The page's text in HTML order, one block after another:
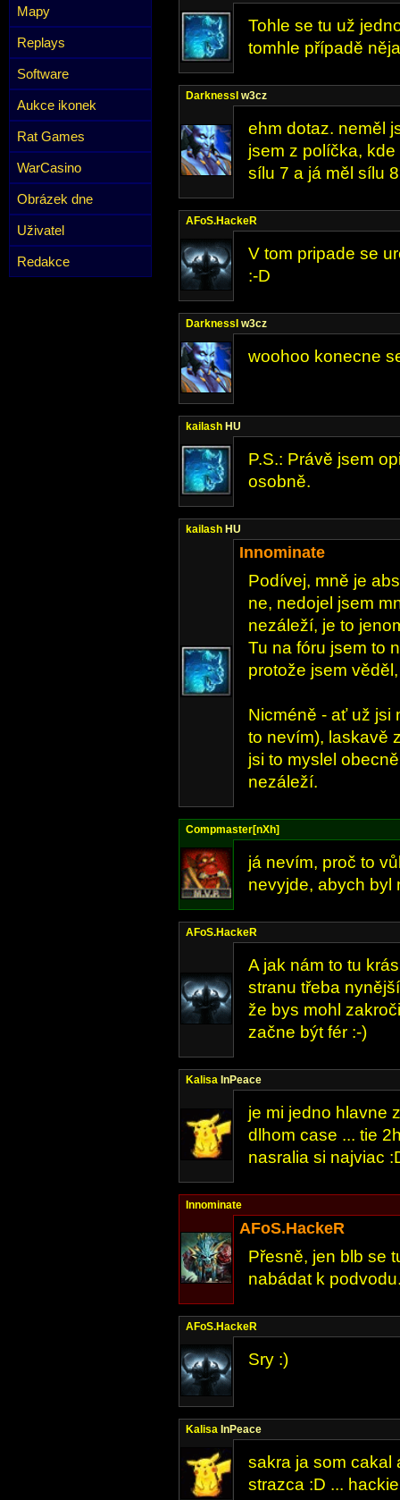
Mapy
Replays
Software
Aukce ikonek
Rat Games
WarCasino
Obrázek dne
Uživatel
Redakce
Tohle se tu už
tomhle případě
DarknessI w3cz
ehm dotaz. neměl
jsem z políčka,
sílu 7 a já měl sílu
AFoS.HackeR
V tom pripade se
:-D
DarknessI w3cz
woohoo konecne
kailash HU
P.S.: Právě jsem
osobně.
kailash HU
Innominate
Podívej, mně je
ne, nedojel jsem
nezáleží, je to
Tu na fóru jsem to
protože jsem
Nicméně - ať už jsi
to nevím), laskavě
jsi to myslel
nezáleží.
Compmaster[nXh]
já nevím, proč to
nevyjde, abych byl
AFoS.HackeR
A jak nám to tu
stranu třeba
že bys mohl
začne být fér :-)
Kalisa InPeace
je mi jedno hlavne
dlhom case ... tie
nasralia si najviac
Innominate
AFoS.HackeR
Přesně, jen blb se
nabádat k
AFoS.HackeR
Sry :)
Kalisa InPeace
sakra ja som cakal
strazca :D ...